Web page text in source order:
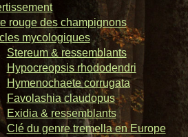
rouge des champignons
mycologiques
Stereum & ressemblants
Hypocreopsis rhododendri
Hymenochaete corrugata
Favolashia claudopus
Exidia & ressemblants
Clé du genre tremella en Europe